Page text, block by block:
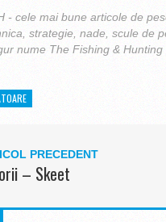
- cele mai bune articole de
strategie, nade, scule de
nume The Fishing & Hunting
PRECEDENT
– Skeet